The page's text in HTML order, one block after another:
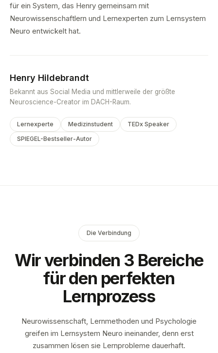
für ein System, das Henry gemeinsam mit
Neurowissenschaftlern und Lernexperten zum Lernsystem
Neuro entwickelt hat.
Henry Hildebrandt
Bekannt aus Social Media und mittlerweile der größte
Neuroscience-Creator im DACH-Raum.
Lernexperte Medizinstudent
TEDx Speaker
SPIEGEL-Bestseller-Autor
Die Verbindung
Wir verbinden 3 Bereiche
für den perfekten
Lernprozess
Neurowissenschaft, Lernmethoden und Psychologie
greifen im Lernsystem Neuro ineinander, denn erst
zusammen lösen sie Lernprobleme dauerhaft.